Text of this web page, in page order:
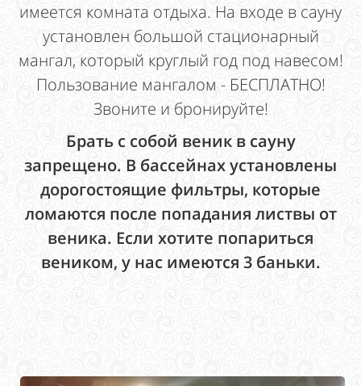
имеется комната отдыха. На входе в сауну
установлен большой стационарный
мангал, который круглый год под навесом!
Пользование мангалом - БЕСПЛАТНО!
Звоните и бронируйте!
Брать с собой веник в сауну
запрещено. В бассейнах установлены
дорогостоящие фильтры, которые
ломаются после попадания листвы от
веника. Если хотите попариться
веником, у нас имеются 3 баньки.